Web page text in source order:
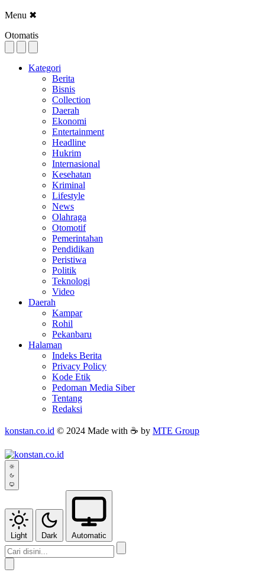
Menu ✖
Otomatis
Kategori
Berita
Bisnis
Collection
Daerah
Ekonomi
Entertainment
Headline
Hukrim
Internasional
Kesehatan
Kriminal
Lifestyle
News
Olahraga
Otomotif
Pemerintahan
Pendidikan
Peristiwa
Politik
Teknologi
Video
Daerah
Kampar
Rohil
Pekanbaru
Halaman
Indeks Berita
Privacy Policy
Kode Etik
Pedoman Media Siber
Tentang
Redaksi
konstan.co.id © 2024 Made with ☕ by MTE Group
Light Dark Automatic